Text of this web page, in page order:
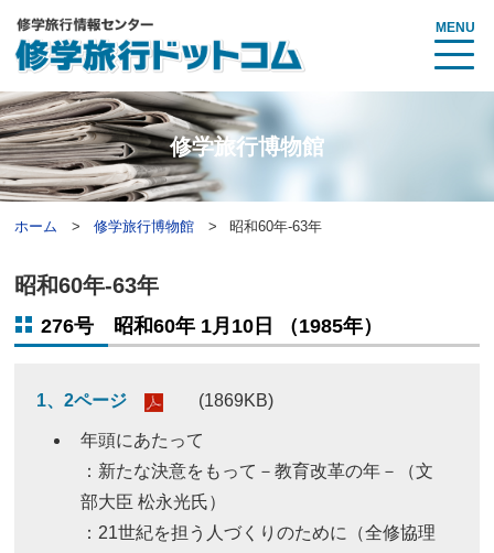
MENU
修学旅行博物館
ホーム 修学旅行博物館 昭和60年-63年
昭和60年-63年
276号 昭和60年 1月10日 （1985年）
1、2ページ (1869KB)
年頭にあたって
：新たな決意をもって－教育改革の年－（文
部大臣 松永光氏）
：21世紀を担う人づくりのために（全修協理